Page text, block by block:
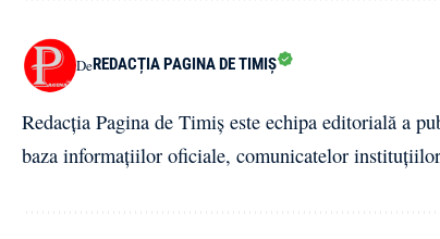
DeREDACȚIA PAGINA DE TIMIȘ
Redacția Pagina de Timiș este echipa editorială a
baza informațiilor oficiale, comunicatelor